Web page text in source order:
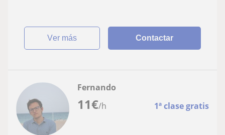
ver más Contactar
11€/h 1ª clase gratis
Fernando